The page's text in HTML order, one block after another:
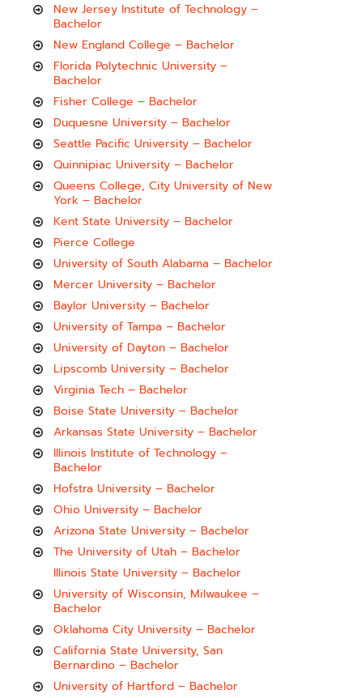
New Jersey Institute of Technology –
Bachelor
New England College – Bachelor
Florida Polytechnic University –
Bachelor
Fisher College – Bachelor
Duquesne University – Bachelor
Seattle Pacific University – Bachelor
Quinnipiac University – Bachelor
Queens College, City University of New
York – Bachelor
Kent State University – Bachelor
Pierce College
University of South Alabama – Bachelor
Mercer University – Bachelor
Baylor University – Bachelor
University of Tampa – Bachelor
University of Dayton – Bachelor
Lipscomb University – Bachelor
Virginia Tech – Bachelor
Boise State University – Bachelor
Arkansas State University – Bachelor
Illinois Institute of Technology –
Bachelor
Hofstra University – Bachelor
Ohio University – Bachelor
Arizona State University – Bachelor
The University of Utah – Bachelor
Illinois State University – Bachelor
University of Wisconsin, Milwaukee –
Bachelor
Oklahoma City University – Bachelor
California State University, San
Bernardino – Bachelor
University of Hartford – Bachelor